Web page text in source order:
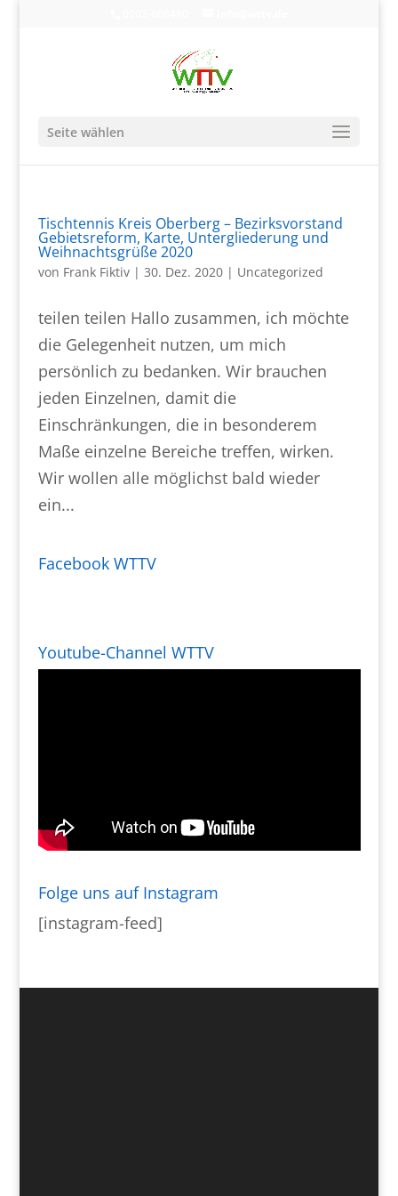
Seite wählen
Tischtennis Kreis Oberberg – Bezirksvorstand
Gebietsreform, Karte, Untergliederung und
Weihnachtsgrüße 2020
von Frank Fiktiv| 30. Dez. 2020| Uncategorized
teilen teilen Hallo zusammen, ich möchte
die Gelegenheit nutzen, um mich
persönlich zu bedanken. Wir brauchen
jeden Einzelnen, damit die
Einschränkungen, die in besonderem
Maße einzelne Bereiche treffen, wirken.
Wir wollen alle möglichst bald wieder
ein...
Facebook WTTV
Youtube-Channel WTTV
Folge uns auf Instagram
[instagram-feed]